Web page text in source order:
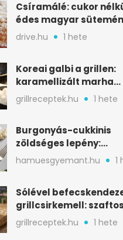
Csíramálé: cukor
édes magyar
alapanyagból
drive.hu 1 hete
Koreai galbi a grillen:
karamellizált marha
rövidborda gyorsan
grillreceptek.hu 1 hete
Burgonyás-cukkinis
zöldséges lepény:
aranybarna, szaftos,
nélkül is
hamuesgyemant.hu 1
Sólével
grillcsirkemell: szaftos
marad, nem szárad ki
grillreceptek.hu 1 hete